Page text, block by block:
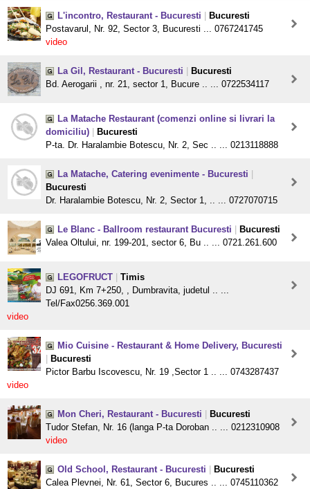
L'incontro, Restaurant - Bucuresti
Bucuresti
Postavarul, Nr. 92, Sector 3, Bucuresti ... 0767241745
video
La Gil, Restaurant - Bucuresti
Bucuresti
Bd. Aerogarii , nr. 21, sector 1, Bucure .. ... 0722534117
La Matache Restaurant (comenzi online si livrari la
domiciliu)
Bucuresti
P-ta. Dr. Haralambie Botescu, Nr. 2, Sec .. ... 0213118888
La Matache, Catering evenimente - Bucuresti
Bucuresti
Dr. Haralambie Botescu, Nr. 2, Sector 1, .. ... 0727070715
Le Blanc - Ballroom restaurant Bucuresti
Bucuresti
Valea Oltului, nr. 199-201, sector 6, Bu .. ... 0721.261.600
LEGOFRUCT
Timis
DJ 691, Km 7+250, , Dumbravita, judetul .. ...
Tel/Fax0256.369.001
video
Mio Cuisine - Restaurant & Home Delivery, Bucuresti
Bucuresti
Pictor Barbu Iscovescu, Nr. 19 ,Sector 1 .. ... 0743287437
video
Mon Cheri, Restaurant - Bucuresti
Bucuresti
Tudor Stefan, Nr. 16 (langa P-ta Doroban .. ... 0212310908
video
Old School, Restaurant - Bucuresti
Bucuresti
Calea Plevnei, Nr. 61, Sector 6, Bucures .. ... 0745110362